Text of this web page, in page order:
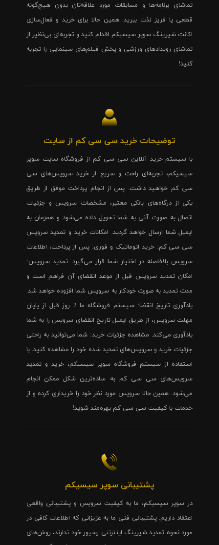
تماشای برنامه‌ها و مسابقات مورد علاقه‌تان بدون هیچ‌گونه
قطعی یا فریز لذت ببرید. همین حالا برای خرید و فعال‌سازی
اکانت شیرینگ سوپر سیسیکم اقدام کنید و تجربه‌ای بی‌نظیر از
تماشای رویدادهای ورزشی و پخش فیلم‌های سینمایی را تجربه
کنید!
توضیحات خرید سی سی کم از سایت
با سیستم خرید آنلاین سی سی کم از فروشگاه سایت سوپر
سیسیکم، تجربه‌ای راحت و سریع از خرید سرویس‌های سی
سی کم خواهید داشت. پس از انجام پرداخت موفق از طریق
یکی از درگاه‌های بانکی معتبر، مشخصات سرویس و جزئیات
اتصال به صورت آنی به شما تحویل داده می‌شود و همزمان به
ایمیل شما ارسال خواهد گردید. امکانات خرید و تمدید سرویس
سی سی کم: خرید اتوماتیک و فوری: پس از پرداخت، اطلاعات
سرویس بلافاصله در اختیار شما قرار می‌گیرد. تمدید سرویس:
امکان تمدید سرویس قبل از موعد انقضای آن فراهم است و
مدت تمدید به صورت خودکار به سرویس شما افزوده خواهد شد.
یادآوری تاریخ انقضا: سیستم فروشگاه ما 2 روز قبل از پایان
مهلت سرویس، از طریق ایمیل تاریخ انقضای سرویس را به شما
یادآوری می‌کند. مشاهده جزئیات خرید: شما می‌توانید به راحتی
جزئیات خرید و سرویس‌های تمدید شده خود را مشاهده کنید. با
استفاده از سیستم فروشگاه سوپر سیسیکم، خرید و تمدید
سرویس‌های سی سی کم به ساده‌ترین شکل ممکن انجام
می‌شود. همین حالا سرویس مورد نظر خود را خریداری کرده و از
خدمات با کیفیت سی سی کم بهره‌مند شوید!
پشتیبانی سوپر سیسیکم
در سوپر سیسیکم، ما به کیفیت سرویس و پشتیبانی واقعی
اعتقاد داریم. پشتیبانی فنی ما به عزیزانی که اطلاعات کافی در
مورد نحوه تمدید شیرینگ اینترنتی رسیور خود ندارند، روش‌های